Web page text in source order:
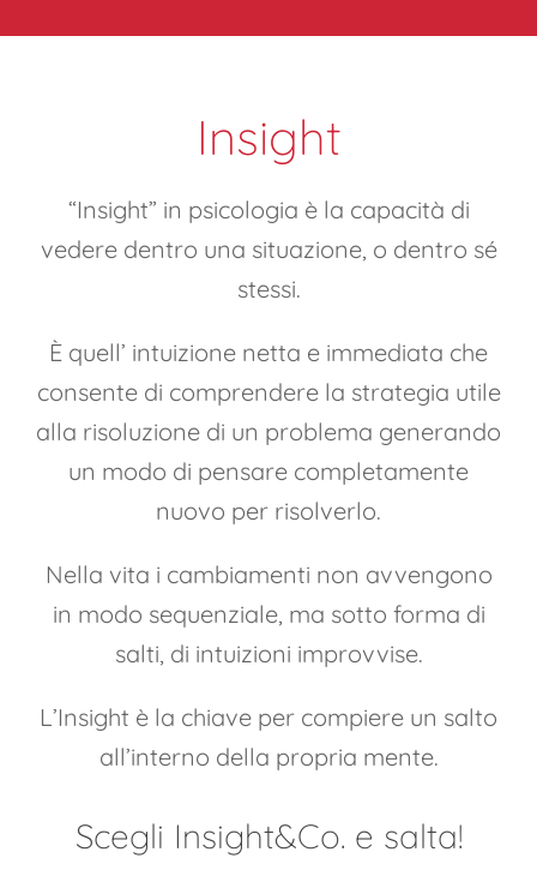
Insight
“Insight” in psicologia è la capacità di
vedere dentro una situazione, o dentro sé
stessi.
È quell’ intuizione netta e immediata che
consente di comprendere la strategia utile
alla risoluzione di un problema generando
un modo di pensare completamente
nuovo per risolverlo.
Nella vita i cambiamenti non avvengono
in modo sequenziale, ma sotto forma di
salti, di intuizioni improvvise.
L’Insight è la chiave per compiere un salto
all’interno della propria mente.
Scegli Insight&Co. e salta!